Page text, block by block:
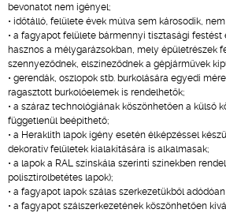
bevonatot nem igényel;
• időtálló, felülete évek múlva sem károsodik,
• a fagyapot felülete bármennyi tisztasági festést
hasznos a mélygarázsokban, mely épületrészek
szennyeződnek, elszíneződnek a gépjárművek
• gerendák, oszlopok stb. burkolására egyedi
ragasztott burkolóelemek is rendelhetők;
• a száraz technológiának köszönhetően a külső
függetlenül beépíthető;
• a Heraklith lapok igény esetén élképzéssel
dekoratív felületek kialakítására is alkalmasak;
• a lapok a RAL színskála szerinti színekben
polisztirolbetétes lapok);
• a fagyapot lapok szálas szerkezetükből
• a fagyapot szálszerkezetének köszönhetően